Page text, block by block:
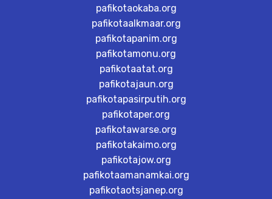
pafikotaokaba.org
pafikotaalkmaar.org
pafikotapanim.org
pafikotamonu.org
pafikotaatat.org
pafikotajaun.org
pafikotapasirputih.org
pafikotaper.org
pafikotawarse.org
pafikotakaimo.org
pafikotajow.org
pafikotaamanamkai.org
pafikotaotsjanep.org